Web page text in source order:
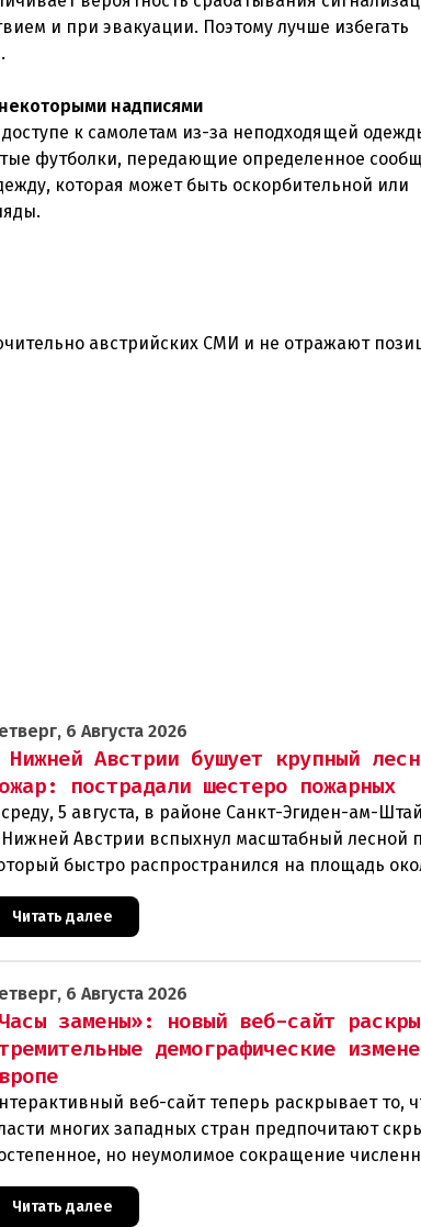
и при эвакуации. Поэтому лучше избегать
надписями
к самолетам из-за неподходящей
футболки, передающие определенное
которая может быть оскорбительной или
австрийских СМИ и не отражают
6 Августа 2026
Нижней Австрии бушует крупный
пострадали шестеро пожарных
5 августа, в районе Санкт-Эгиден-ам-
Нижней Австрии вспыхнул масштабный лесной
быстро распространился на площадь
В ходе тушения пострадали шесте
Читать далее
6 Августа 2026
замены»: новый веб-сайт
демографические
веб-сайт теперь раскрывает то,
многих западных стран предпочитают
но неумолимое сокращение
Читать далее